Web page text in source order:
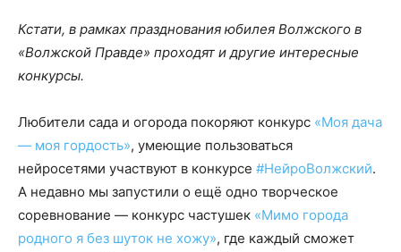
Кстати, в рамках празднования юбилея Волжского в
«Волжской Правде» проходят и другие интересные
конкурсы.
Любители сада и огорода покоряют конкурс «Моя дача
— моя гордость», умеющие пользоваться
нейросетями участвуют в конкурсе #НейроВолжский.
А недавно мы запустили о ещё одно творческое
соревнование — конкурс частушек «Мимо города
родного я без шуток не хожу», где каждый сможет